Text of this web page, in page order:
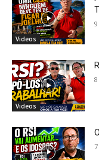
Videos
Videos